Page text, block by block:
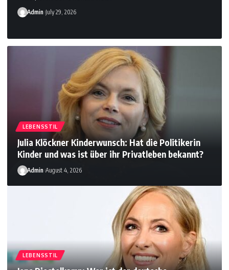
Admin July 29, 2026
LEBENSSTIL
Julia Klöckner Kinderwunsch: Hat die Politikerin
Kinder und was ist über ihr Privatleben bekannt?
Admin August 4, 2026
LEBENSSTIL